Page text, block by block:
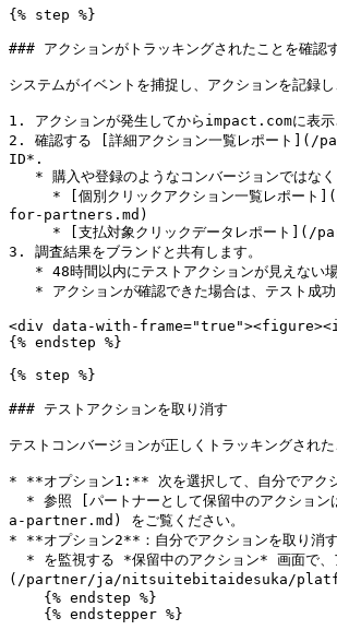
{% step %}
### アクションがトラッキングされたことを確認
システムがイベントを捕捉し、アクションを記録
1. アクションが発生してからimpact.comに表示
2. 確認する [詳細アクション一覧レポ
ID*.
for-partners.md)
3. 調査結果をブランドと共有します。
<div data-with-
{% endstep %}
{% step %}
### テストアクションを取り消す
テストコンバージョンが正しくトラッキングされ
* **オプション1:** 次を選択して、自分でアク
a-partner.md) をご覧ください。
* **オプション2**：自分でアクションを取り消す
(/partner/ja/nitsuitebitaidesuka/